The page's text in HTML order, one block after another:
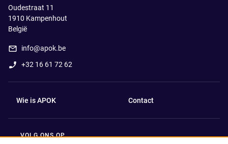
Oudestraat 11
1910 Kampenhout
België
info@apok.be
+32 16 61 72 62
Wie is APOK Contact
VOLG ONS OP